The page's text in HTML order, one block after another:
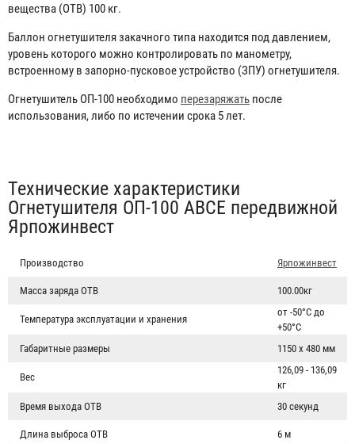
вещества (ОТВ) 100 кг.
Баллон огнетушителя закачного типа находится под давлением,
уровень которого можно контролировать по манометру,
встроенному в запорно-пусковое устройство (ЗПУ) огнетушителя.
Огнетушитель ОП-100 необходимо перезаряжать после
использования, либо по истечении срока 5 лет.
Табы
Технические характеристики
Огнетушителя ОП-100 ABCE передвижной
Ярпожинвест
Производство Ярпожинвест
Масса заряда ОТВ 100.00кг
Температура эксплуатации и хранения
от -50°С до
+50°С
Габаритные размеры
1150 х 480 мм
Вес
126,09 - 136,09
кг
Время выхода ОТВ
30 секунд
Длина выброса ОТВ 6 м